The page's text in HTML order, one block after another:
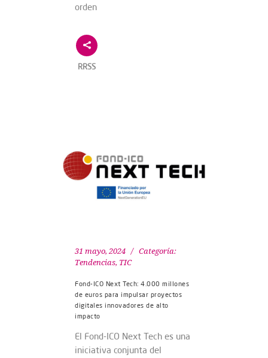
orden
RRSS
31 mayo, 2024
Categoría:
Tendencias, TIC
Fond-ICO Next Tech: 4.000 millones
de euros para impulsar proyectos
digitales innovadores de alto
impacto
El Fond-ICO Next Tech es una
iniciativa conjunta del